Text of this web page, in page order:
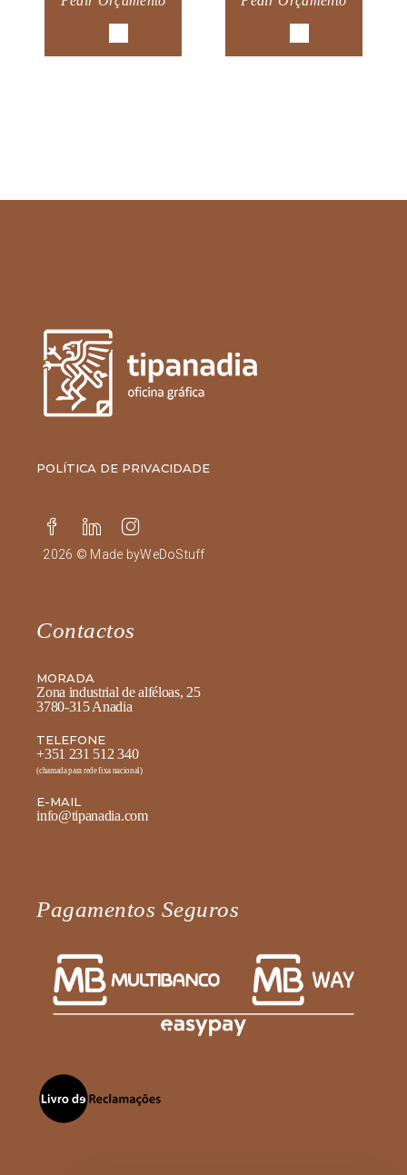
POLÍTICA DE PRIVACIDADE
2026 © Made byWeDoStuff
Contactos
MORADA
Zona industrial de alféloas, 25
3780-315 Anadia
TELEFONE
+351 231 512 340
(chamada para rede fixa nacional)
E-MAIL
info@tipanadia.com
Pagamentos Seguros